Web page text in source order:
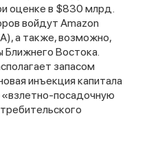
оценке в $830 млрд.
войдут Amazon
а также, возможно,
Востока.
запасом
инъекция капитала
посадочную